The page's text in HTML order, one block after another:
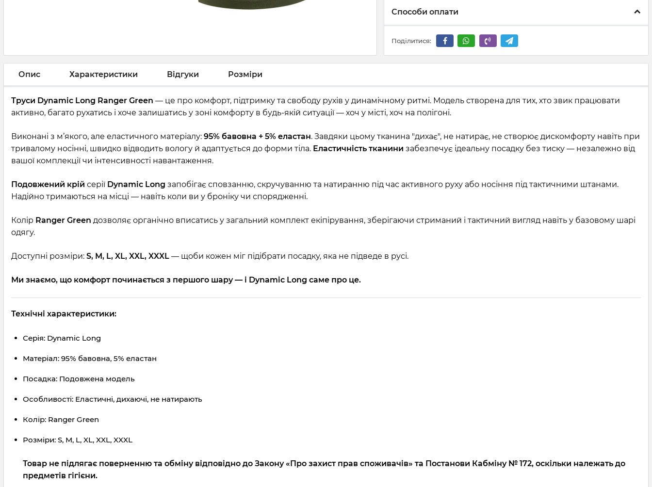
Способи оплати
Поділитися:
Опис Характеристики Відгуки Розміри
Труси Dynamic Long Ranger Green — це про комфорт, підтримку та свободу рухів у динамічному ритмі. Модель створена для тих, хто звик працювати
активно, багато рухатись і хоче залишатись у зоні комфорту в будь-якій ситуації — хоч у місті, хоч на полігоні.
Виконані з м’якого, але еластичного матеріалу: 95% бавовна + 5% еластан. Завдяки цьому тканина "дихає", не натирає, не створює дискомфорту навіть при
тривалому носінні, швидко відводить вологу й адаптується до форми тіла. Еластичність тканини забезпечує ідеальну посадку без тиску — незалежно від
вашої комплекції чи інтенсивності навантаження.
Подовжений крій серії Dynamic Long запобігає сповзанню, скручуванню та натиранню під час активного руху або носіння під тактичними штанами.
Надійно тримаються на місці — навіть коли ви у броніку чи спорядженні.
Колір Ranger Green дозволяє органічно вписатись у загальний комплект екіпірування, зберігаючи стриманий і тактичний вигляд навіть у базовому шарі
одягу.
Доступні розміри: S, M, L, XL, XXL, XXXL — щоби кожен міг підібрати посадку, яка не підведе в русі.
Ми знаємо, що комфорт починається з першого шару — і Dynamic Long саме про це.
Технічні характеристики:
Серія: Dynamic Long
Матеріал: 95% бавовна, 5% еластан
Посадка: Подовжена модель
Особливості: Еластичні, дихаючі, не натирають
Колір: Ranger Green
Розміри: S, M, L, XL, XXL, XXXL
Товар не підлягає поверненню та обміну відповідно до Закону «Про захист прав споживачів» та Постанови Кабміну № 172, оскільки належать до
предметів гігієни.